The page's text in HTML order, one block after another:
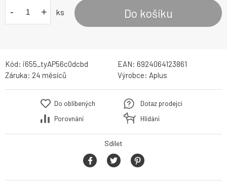
- + ks Do košíku
Kód: i655_tyAP56c0dcbd EAN: 6924064123861
Záruka: 24 měsíců Výrobce: Aplus
Do oblíbených
Porovnání
Dotaz prodejci
Hlídání
Sdílet